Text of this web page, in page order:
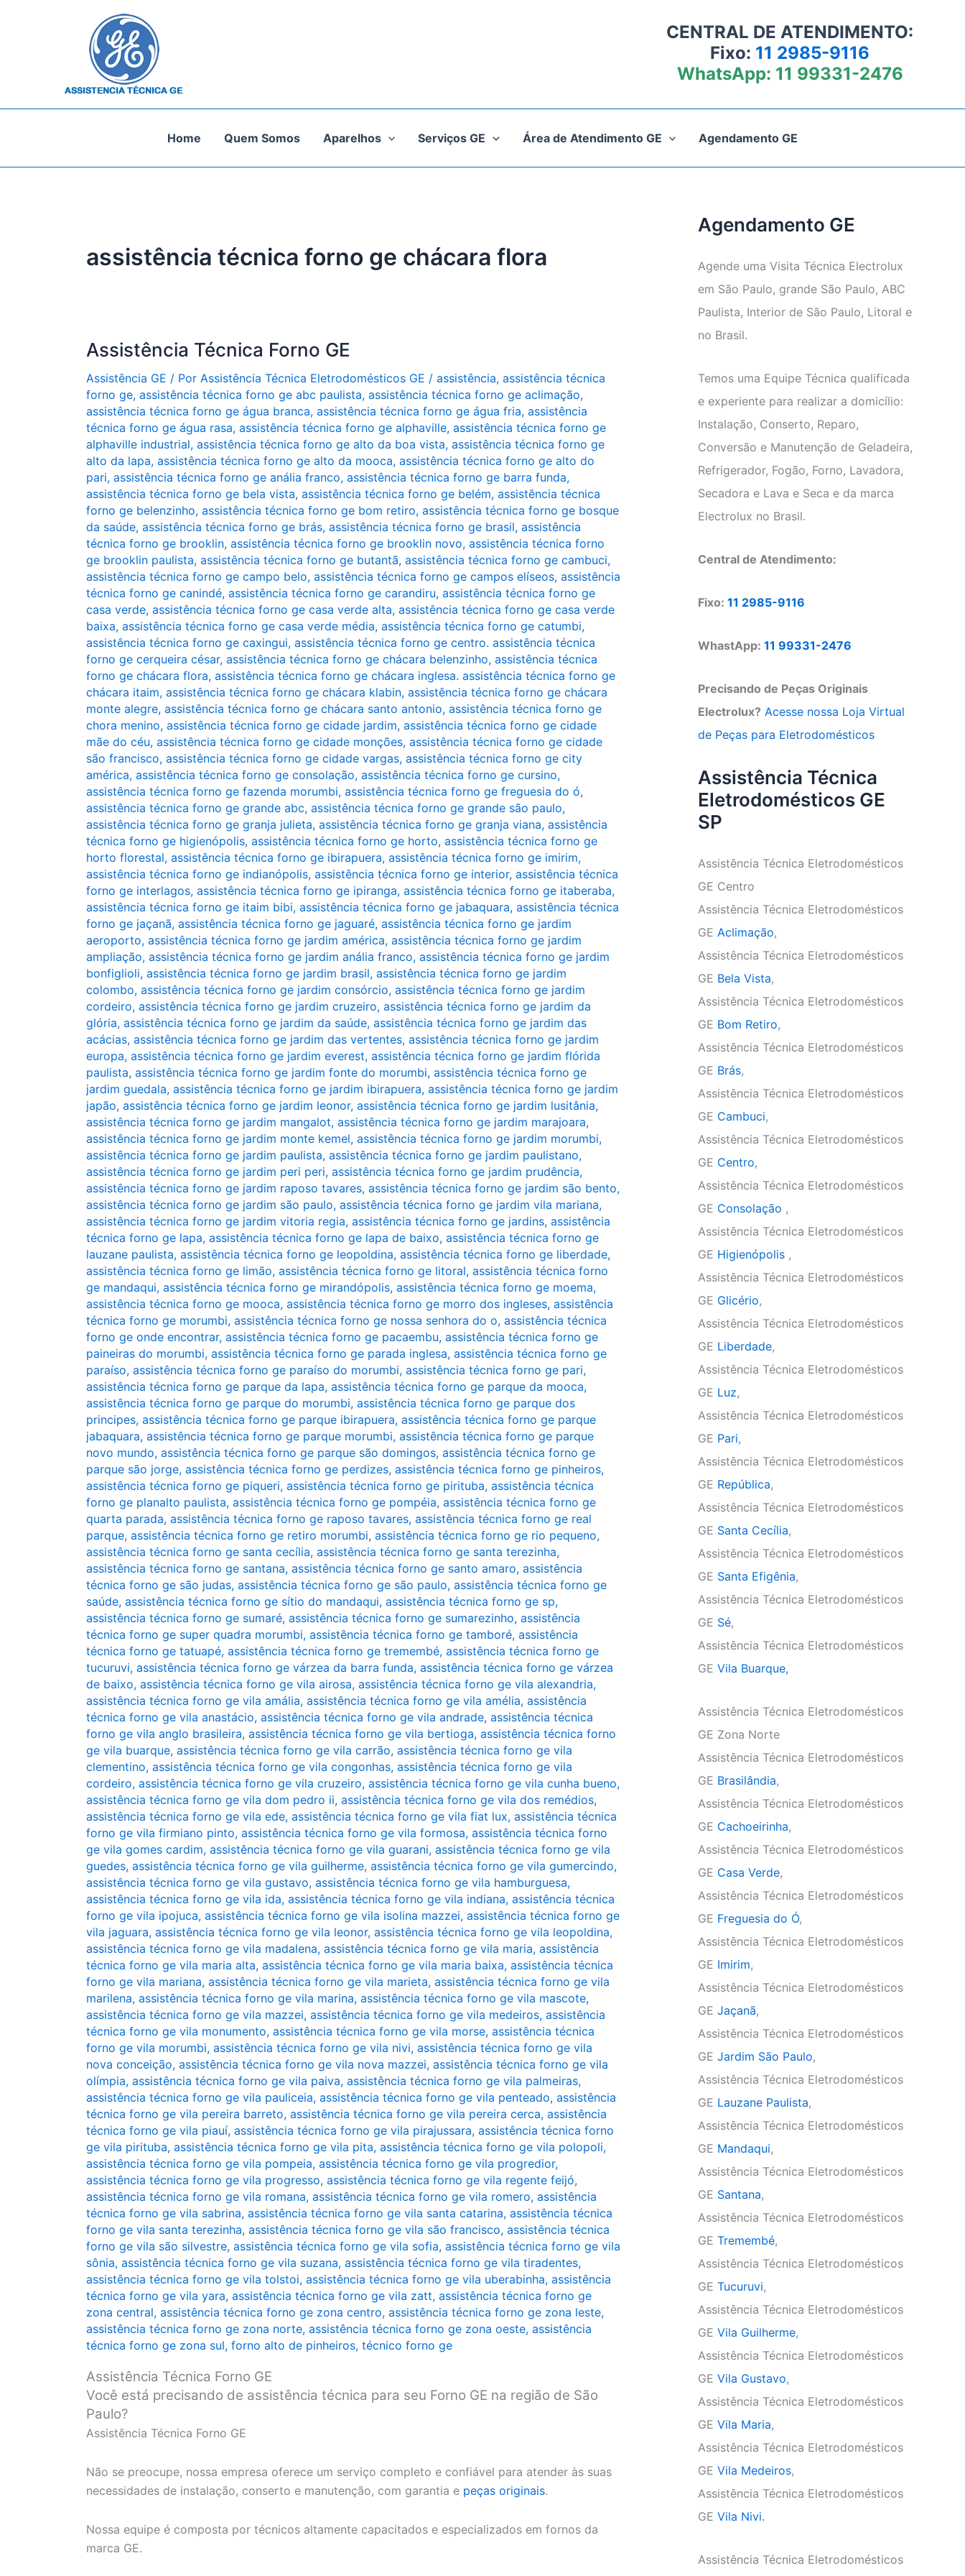
CENTRAL DE ATENDIMENTO:
Fixo: 11 2985-9116
WhatsApp: 11 99331-2476
Home Quem Somos Aparelhos Serviços GE Área de Atendimento GE Agendamento GE
assistência técnica forno ge chácara flora
Assistência Técnica Forno GE
Assistência GE / Por Assistência Técnica Eletrodomésticos GE / assistência, assistência técnica
forno ge, assistência técnica forno ge abc paulista, assistência técnica forno ge aclimação,
assistência técnica forno ge água branca, assistência técnica forno ge água fria, assistência
técnica forno ge água rasa, assistência técnica forno ge alphaville, assistência técnica forno ge
alphaville industrial, assistência técnica forno ge alto da boa vista, assistência técnica forno ge
alto da lapa, assistência técnica forno ge alto da mooca, assistência técnica forno ge alto do
pari, assistência técnica forno ge anália franco, assistência técnica forno ge barra funda,
assistência técnica forno ge bela vista, assistência técnica forno ge belém, assistência técnica
forno ge belenzinho, assistência técnica forno ge bom retiro, assistência técnica forno ge bosque
da saúde, assistência técnica forno ge brás, assistência técnica forno ge brasil, assistência
técnica forno ge brooklin, assistência técnica forno ge brooklin novo, assistência técnica forno
ge brooklin paulista, assistência técnica forno ge butantã, assistência técnica forno ge cambuci,
assistência técnica forno ge campo belo, assistência técnica forno ge campos elíseos, assistência
técnica forno ge canindé, assistência técnica forno ge carandiru, assistência técnica forno ge
casa verde, assistência técnica forno ge casa verde alta, assistência técnica forno ge casa verde
baixa, assistência técnica forno ge casa verde média, assistência técnica forno ge catumbi,
assistência técnica forno ge caxingui, assistência técnica forno ge centro. assistência técnica
forno ge cerqueira césar, assistência técnica forno ge chácara belenzinho, assistência técnica
forno ge chácara flora, assistência técnica forno ge chácara inglesa. assistência técnica forno ge
chácara itaim, assistência técnica forno ge chácara klabin, assistência técnica forno ge chácara
monte alegre, assistência técnica forno ge chácara santo antonio, assistência técnica forno ge
chora menino, assistência técnica forno ge cidade jardim, assistência técnica forno ge cidade
mãe do céu, assistência técnica forno ge cidade monções, assistência técnica forno ge cidade
são francisco, assistência técnica forno ge cidade vargas, assistência técnica forno ge city
américa, assistência técnica forno ge consolação, assistência técnica forno ge cursino,
assistência técnica forno ge fazenda morumbi, assistência técnica forno ge freguesia do ó,
assistência técnica forno ge grande abc, assistência técnica forno ge grande são paulo,
assistência técnica forno ge granja julieta, assistência técnica forno ge granja viana, assistência
técnica forno ge higienópolis, assistência técnica forno ge horto, assistência técnica forno ge
horto florestal, assistência técnica forno ge ibirapuera, assistência técnica forno ge imirim,
assistência técnica forno ge indianópolis, assistência técnica forno ge interior, assistência técnica
forno ge interlagos, assistência técnica forno ge ipiranga, assistência técnica forno ge itaberaba,
assistência técnica forno ge itaim bibi, assistência técnica forno ge jabaquara, assistência técnica
forno ge jaçanã, assistência técnica forno ge jaguaré, assistência técnica forno ge jardim
aeroporto, assistência técnica forno ge jardim américa, assistência técnica forno ge jardim
ampliação, assistência técnica forno ge jardim anália franco, assistência técnica forno ge jardim
bonfiglioli, assistência técnica forno ge jardim brasil, assistência técnica forno ge jardim
colombo, assistência técnica forno ge jardim consórcio, assistência técnica forno ge jardim
cordeiro, assistência técnica forno ge jardim cruzeiro, assistência técnica forno ge jardim da
glória, assistência técnica forno ge jardim da saúde, assistência técnica forno ge jardim das
acácias, assistência técnica forno ge jardim das vertentes, assistência técnica forno ge jardim
europa, assistência técnica forno ge jardim everest, assistência técnica forno ge jardim flórida
paulista, assistência técnica forno ge jardim fonte do morumbi, assistência técnica forno ge
jardim guedala, assistência técnica forno ge jardim ibirapuera, assistência técnica forno ge jardim
japão, assistência técnica forno ge jardim leonor, assistência técnica forno ge jardim lusitânia,
assistência técnica forno ge jardim mangalot, assistência técnica forno ge jardim marajoara,
assistência técnica forno ge jardim monte kemel, assistência técnica forno ge jardim morumbi,
assistência técnica forno ge jardim paulista, assistência técnica forno ge jardim paulistano,
assistência técnica forno ge jardim peri peri, assistência técnica forno ge jardim prudência,
assistência técnica forno ge jardim raposo tavares, assistência técnica forno ge jardim são bento,
assistência técnica forno ge jardim são paulo, assistência técnica forno ge jardim vila mariana,
assistência técnica forno ge jardim vitoria regia, assistência técnica forno ge jardins, assistência
técnica forno ge lapa, assistência técnica forno ge lapa de baixo, assistência técnica forno ge
lauzane paulista, assistência técnica forno ge leopoldina, assistência técnica forno ge liberdade,
assistência técnica forno ge limão, assistência técnica forno ge litoral, assistência técnica forno
ge mandaqui, assistência técnica forno ge mirandópolis, assistência técnica forno ge moema,
assistência técnica forno ge mooca, assistência técnica forno ge morro dos ingleses, assistência
técnica forno ge morumbi, assistência técnica forno ge nossa senhora do o, assistência técnica
forno ge onde encontrar, assistência técnica forno ge pacaembu, assistência técnica forno ge
paineiras do morumbi, assistência técnica forno ge parada inglesa, assistência técnica forno ge
paraíso, assistência técnica forno ge paraíso do morumbi, assistência técnica forno ge pari,
assistência técnica forno ge parque da lapa, assistência técnica forno ge parque da mooca,
assistência técnica forno ge parque do morumbi, assistência técnica forno ge parque dos
principes, assistência técnica forno ge parque ibirapuera, assistência técnica forno ge parque
jabaquara, assistência técnica forno ge parque morumbi, assistência técnica forno ge parque
novo mundo, assistência técnica forno ge parque são domingos, assistência técnica forno ge
parque são jorge, assistência técnica forno ge perdizes, assistência técnica forno ge pinheiros,
assistência técnica forno ge piqueri, assistência técnica forno ge pirituba, assistência técnica
forno ge planalto paulista, assistência técnica forno ge pompéia, assistência técnica forno ge
quarta parada, assistência técnica forno ge raposo tavares, assistência técnica forno ge real
parque, assistência técnica forno ge retiro morumbi, assistência técnica forno ge rio pequeno,
assistência técnica forno ge santa cecília, assistência técnica forno ge santa terezinha,
assistência técnica forno ge santana, assistência técnica forno ge santo amaro, assistência
técnica forno ge são judas, assistência técnica forno ge são paulo, assistência técnica forno ge
saúde, assistência técnica forno ge sítio do mandaqui, assistência técnica forno ge sp,
assistência técnica forno ge sumaré, assistência técnica forno ge sumarezinho, assistência
técnica forno ge super quadra morumbi, assistência técnica forno ge tamboré, assistência
técnica forno ge tatuapé, assistência técnica forno ge tremembé, assistência técnica forno ge
tucuruvi, assistência técnica forno ge várzea da barra funda, assistência técnica forno ge várzea
de baixo, assistência técnica forno ge vila airosa, assistência técnica forno ge vila alexandria,
assistência técnica forno ge vila amália, assistência técnica forno ge vila amélia, assistência
técnica forno ge vila anastácio, assistência técnica forno ge vila andrade, assistência técnica
forno ge vila anglo brasileira, assistência técnica forno ge vila bertioga, assistência técnica forno
ge vila buarque, assistência técnica forno ge vila carrão, assistência técnica forno ge vila
clementino, assistência técnica forno ge vila congonhas, assistência técnica forno ge vila
cordeiro, assistência técnica forno ge vila cruzeiro, assistência técnica forno ge vila cunha bueno,
assistência técnica forno ge vila dom pedro ii, assistência técnica forno ge vila dos remédios,
assistência técnica forno ge vila ede, assistência técnica forno ge vila fiat lux, assistência técnica
forno ge vila firmiano pinto, assistência técnica forno ge vila formosa, assistência técnica forno
ge vila gomes cardim, assistência técnica forno ge vila guarani, assistência técnica forno ge vila
guedes, assistência técnica forno ge vila guilherme, assistência técnica forno ge vila gumercindo,
assistência técnica forno ge vila gustavo, assistência técnica forno ge vila hamburguesa,
assistência técnica forno ge vila ida, assistência técnica forno ge vila indiana, assistência técnica
forno ge vila ipojuca, assistência técnica forno ge vila isolina mazzei, assistência técnica forno ge
vila jaguara, assistência técnica forno ge vila leonor, assistência técnica forno ge vila leopoldina,
assistência técnica forno ge vila madalena, assistência técnica forno ge vila maria, assistência
técnica forno ge vila maria alta, assistência técnica forno ge vila maria baixa, assistência técnica
forno ge vila mariana, assistência técnica forno ge vila marieta, assistência técnica forno ge vila
marilena, assistência técnica forno ge vila marina, assistência técnica forno ge vila mascote,
assistência técnica forno ge vila mazzei, assistência técnica forno ge vila medeiros, assistência
técnica forno ge vila monumento, assistência técnica forno ge vila morse, assistência técnica
forno ge vila morumbi, assistência técnica forno ge vila nivi, assistência técnica forno ge vila
nova conceição, assistência técnica forno ge vila nova mazzei, assistência técnica forno ge vila
olímpia, assistência técnica forno ge vila paiva, assistência técnica forno ge vila palmeiras,
assistência técnica forno ge vila pauliceia, assistência técnica forno ge vila penteado, assistência
técnica forno ge vila pereira barreto, assistência técnica forno ge vila pereira cerca, assistência
técnica forno ge vila piauí, assistência técnica forno ge vila pirajussara, assistência técnica forno
ge vila pirituba, assistência técnica forno ge vila pita, assistência técnica forno ge vila polopoli,
assistência técnica forno ge vila pompeia, assistência técnica forno ge vila progredior,
assistência técnica forno ge vila progresso, assistência técnica forno ge vila regente feijó,
assistência técnica forno ge vila romana, assistência técnica forno ge vila romero, assistência
técnica forno ge vila sabrina, assistência técnica forno ge vila santa catarina, assistência técnica
forno ge vila santa terezinha, assistência técnica forno ge vila são francisco, assistência técnica
forno ge vila são silvestre, assistência técnica forno ge vila sofia, assistência técnica forno ge vila
sônia, assistência técnica forno ge vila suzana, assistência técnica forno ge vila tiradentes,
assistência técnica forno ge vila tolstoi, assistência técnica forno ge vila uberabinha, assistência
técnica forno ge vila yara, assistência técnica forno ge vila zatt, assistência técnica forno ge
zona central, assistência técnica forno ge zona centro, assistência técnica forno ge zona leste,
assistência técnica forno ge zona norte, assistência técnica forno ge zona oeste, assistência
técnica forno ge zona sul, forno alto de pinheiros, técnico forno ge
Assistência Técnica Forno GE
Você está precisando de assistência técnica para seu Forno GE na região de São
Paulo?
Assistência Técnica Forno GE
Não se preocupe, nossa empresa oferece um serviço completo e confiável para atender às suas
necessidades de instalação, conserto e manutenção, com garantia e peças originais.
Nossa equipe é composta por técnicos altamente capacitados e especializados em fornos da
marca GE.
Agendamento GE
Agende uma Visita Técnica Electrolux
em São Paulo, grande São Paulo, ABC
Paulista, Interior de São Paulo, Litoral e
no Brasil.
Temos uma Equipe Técnica qualificada
e experiente para realizar a domicílio:
Instalação, Conserto, Reparo,
Conversão e Manutenção de Geladeira,
Refrigerador, Fogão, Forno, Lavadora,
Secadora e Lava e Seca e da marca
Electrolux no Brasil.
Central de Atendimento:
Fixo: 11 2985-9116
WhastApp: 11 99331-2476
Precisando de Peças Originais
Electrolux? Acesse nossa Loja Virtual
de Peças para Eletrodomésticos
Assistência Técnica
Eletrodomésticos GE
SP
Assistência Técnica Eletrodomésticos
GE Centro
Assistência Técnica Eletrodomésticos
GE Aclimação,
Assistência Técnica Eletrodomésticos
GE Bela Vista,
Assistência Técnica Eletrodomésticos
GE Bom Retiro,
Assistência Técnica Eletrodomésticos
GE Brás,
Assistência Técnica Eletrodomésticos
GE Cambuci,
Assistência Técnica Eletrodomésticos
GE Centro,
Assistência Técnica Eletrodomésticos
GE Consolação ,
Assistência Técnica Eletrodomésticos
GE Higienópolis ,
Assistência Técnica Eletrodomésticos
GE Glicério,
Assistência Técnica Eletrodomésticos
GE Liberdade,
Assistência Técnica Eletrodomésticos
GE Luz,
Assistência Técnica Eletrodomésticos
GE Pari,
Assistência Técnica Eletrodomésticos
GE República,
Assistência Técnica Eletrodomésticos
GE Santa Cecília,
Assistência Técnica Eletrodomésticos
GE Santa Efigênia,
Assistência Técnica Eletrodomésticos
GE Sé,
Assistência Técnica Eletrodomésticos
GE Vila Buarque,
Assistência Técnica Eletrodomésticos
GE Zona Norte
Assistência Técnica Eletrodomésticos
GE Brasilândia,
Assistência Técnica Eletrodomésticos
GE Cachoeirinha,
Assistência Técnica Eletrodomésticos
GE Casa Verde,
Assistência Técnica Eletrodomésticos
GE Freguesia do Ó,
Assistência Técnica Eletrodomésticos
GE Imirim,
Assistência Técnica Eletrodomésticos
GE Jaçanã,
Assistência Técnica Eletrodomésticos
GE Jardim São Paulo,
Assistência Técnica Eletrodomésticos
GE Lauzane Paulista,
Assistência Técnica Eletrodomésticos
GE Mandaqui,
Assistência Técnica Eletrodomésticos
GE Santana,
Assistência Técnica Eletrodomésticos
GE Tremembé,
Assistência Técnica Eletrodomésticos
GE Tucuruvi,
Assistência Técnica Eletrodomésticos
GE Vila Guilherme,
Assistência Técnica Eletrodomésticos
GE Vila Gustavo,
Assistência Técnica Eletrodomésticos
GE Vila Maria,
Assistência Técnica Eletrodomésticos
GE Vila Medeiros,
Assistência Técnica Eletrodomésticos
GE Vila Nivi.
Assistência Técnica Eletrodomésticos